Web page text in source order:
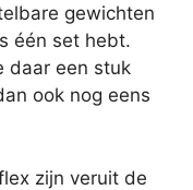
gewichten
één set hebt.
daar een stuk
ook nog eens
zijn veruit de